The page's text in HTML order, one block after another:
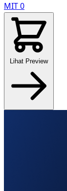
MIT0
Lihat Preview